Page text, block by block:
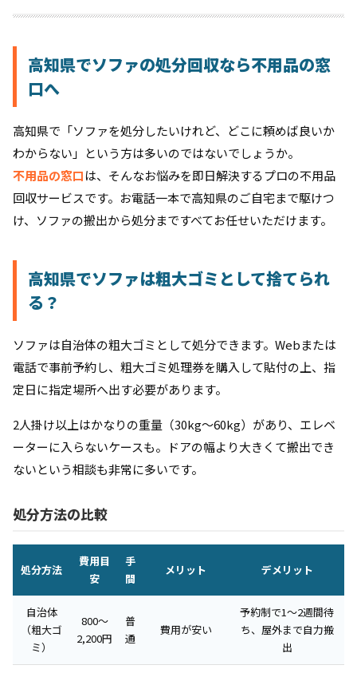
高知県でソファの処分回収なら不用品の窓
口へ
高知県で「ソファを処分したいけれど、どこに頼めば良いか
わからない」という方は多いのではないでしょうか。
不用品の窓口は、そんなお悩みを即日解決するプロの不用品
回収サービスです。お電話一本で高知県のご自宅まで駆けつ
け、ソファの搬出から処分まですべてお任せいただけます。
高知県でソファは粗大ゴミとして捨てられ
る？
ソファは自治体の粗大ゴミとして処分できます。Webまたは
電話で事前予約し、粗大ゴミ処理券を購入して貼付の上、指
定日に指定場所へ出す必要があります。
2人掛け以上はかなりの重量（30kg〜60kg）があり、エレベ
ーターに入らないケースも。ドアの幅より大きくて搬出でき
ないという相談も非常に多いです。
処分方法の比較
処分方法
費用目
安
手
間
メリット デメリット
自治体
（粗大ゴ
ミ）
800〜
2,200円
普
通
費用が安い
予約制で1〜2週間待
ち、屋外まで自力搬
出